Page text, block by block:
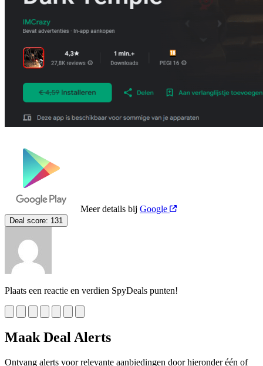
Meer details bij Google
Deal score: 131
Plaats een reactie en verdien SpyDeals punten!
Maak Deal Alerts
Ontvang alerts voor relevante aanbiedingen door hieronder één of